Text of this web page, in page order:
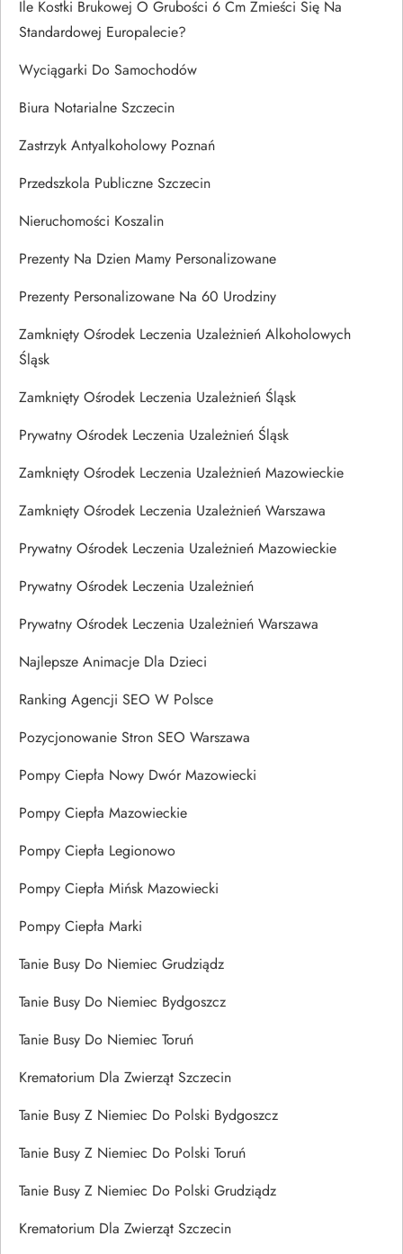
Ile Kostki Brukowej O Grubości 6 Cm Zmieści Się Na
Standardowej Europalecie?
Wyciągarki Do Samochodów
Biura Notarialne Szczecin
Zastrzyk Antyalkoholowy Poznań
Przedszkola Publiczne Szczecin
Nieruchomości Koszalin
Prezenty Na Dzien Mamy Personalizowane
Prezenty Personalizowane Na 60 Urodziny
Zamknięty Ośrodek Leczenia Uzależnień Alkoholowych
Śląsk
Zamknięty Ośrodek Leczenia Uzależnień Śląsk
Prywatny Ośrodek Leczenia Uzależnień Śląsk
Zamknięty Ośrodek Leczenia Uzależnień Mazowieckie
Zamknięty Ośrodek Leczenia Uzależnień Warszawa
Prywatny Ośrodek Leczenia Uzależnień Mazowieckie
Prywatny Ośrodek Leczenia Uzależnień
Prywatny Ośrodek Leczenia Uzależnień Warszawa
Najlepsze Animacje Dla Dzieci
Ranking Agencji SEO W Polsce
Pozycjonowanie Stron SEO Warszawa
Pompy Ciepła Nowy Dwór Mazowiecki
Pompy Ciepła Mazowieckie
Pompy Ciepła Legionowo
Pompy Ciepła Mińsk Mazowiecki
Pompy Ciepła Marki
Tanie Busy Do Niemiec Grudziądz
Tanie Busy Do Niemiec Bydgoszcz
Tanie Busy Do Niemiec Toruń
Krematorium Dla Zwierząt Szczecin
Tanie Busy Z Niemiec Do Polski Bydgoszcz
Tanie Busy Z Niemiec Do Polski Toruń
Tanie Busy Z Niemiec Do Polski Grudziądz
Krematorium Dla Zwierząt Szczecin